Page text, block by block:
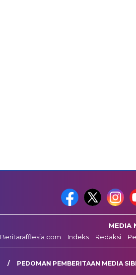
MEDIA
Beritarafflesia.com
Indeks Redaksi
PEDOMAN PEMBERITAAN MEDIA